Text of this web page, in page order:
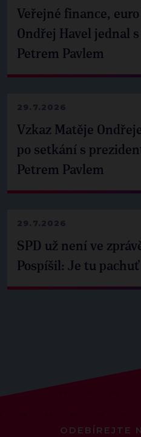
Veřejné finance,
Ondřej Havel jednal
Petrem Pavlem
29.7.2026
Vzkaz Matěje
po setkání s
Petrem Pavlem
29.7.2026
SPD už není ve
Pospíšil: Je tu pachuť
ODEBÍREJTE